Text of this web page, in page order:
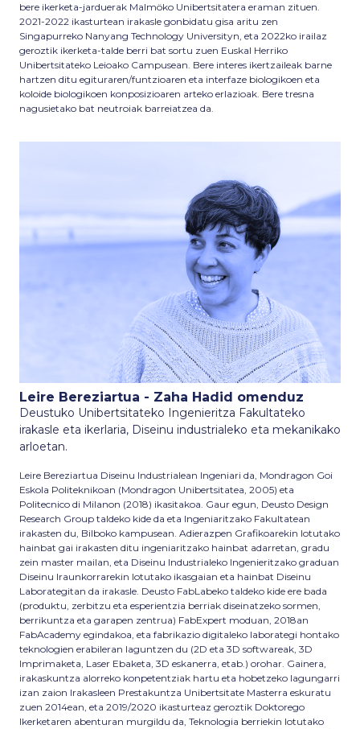
bere ikerketa-jarduerak Malmöko Unibertsitatera eraman zituen.
2021-2022 ikasturtean irakasle gonbidatu gisa aritu zen
Singapurreko Nanyang Technology Universityn, eta 2022ko irailaz
geroztik ikerketa-talde berri bat sortu zuen Euskal Herriko
Unibertsitateko Leioako Campusean. Bere interes ikertzaileak barne
hartzen ditu egituraren/funtzioaren eta interfaze biologikoen eta
koloide biologikoen konposizioaren arteko erlazioak. Bere tresna
nagusietako bat neutroiak barreiatzea da.
Leire Bereziartua - Zaha Hadid omenduz
Deustuko Unibertsitateko Ingenieritza Fakultateko
irakasle eta ikerlaria, Diseinu industrialeko eta mekanikako
arloetan.
Leire Bereziartua Diseinu Industrialean Ingeniari da, Mondragon Goi
Eskola Politeknikoan (Mondragon Unibertsitatea, 2005) eta
Politecnico di Milanon (2018) ikasitakoa. Gaur egun, Deusto Design
Research Group taldeko kide da eta Ingeniaritzako Fakultatean
irakasten du, Bilboko kampusean. Adierazpen Grafikoarekin lotutako
hainbat gai irakasten ditu ingeniaritzako hainbat adarretan, gradu
zein master mailan, eta Diseinu Industrialeko Ingenieritzako graduan
Diseinu Iraunkorrarekin lotutako ikasgaian eta hainbat Diseinu
Laborategitan da irakasle. Deusto FabLabeko taldeko kide ere bada
(produktu, zerbitzu eta esperientzia berriak diseinatzeko sormen,
berrikuntza eta garapen zentrua) FabExpert moduan, 2018an
FabAcademy egindakoa, eta fabrikazio digitaleko laborategi hontako
teknologien erabileran laguntzen du (2D eta 3D softwareak, 3D
Imprimaketa, Laser Ebaketa, 3D eskanerra, etab.) orohar. Gainera,
irakaskuntza alorreko konpetentziak hartu eta hobetzeko lagungarri
izan zaion Irakasleen Prestakuntza Unibertsitate Masterra eskuratu
zuen 2014ean, eta 2019/2020 ikasturteaz geroztik Doktorego
Ikerketaren abenturan murgildu da, Teknologia berriekin lotutako